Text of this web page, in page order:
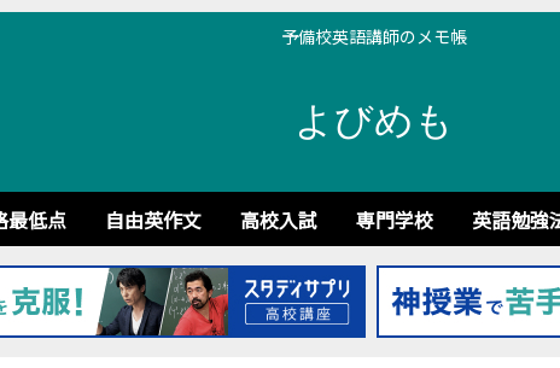
予備校英語講師のメモ帳
よびめも
最低点 自由英作文 高校入試 専門学校 英語勉強